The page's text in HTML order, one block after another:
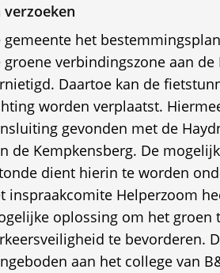
verzoeken
gemeente het
groene verbindingszone aan
Daartoe kan de
worden verplaatst.
gevonden met de
de Kempkensberg. De
dient hierin te worden
inspraakcomite Helperzoom
oplossing om het groen
te bevorderen.
aan het college van